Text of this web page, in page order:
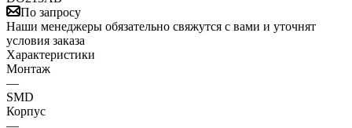
По запросу
Наши менеджеры обязательно свяжутся с вами и уточнят
условия заказа
Характеристики
Монтаж
—
SMD
Корпус
—